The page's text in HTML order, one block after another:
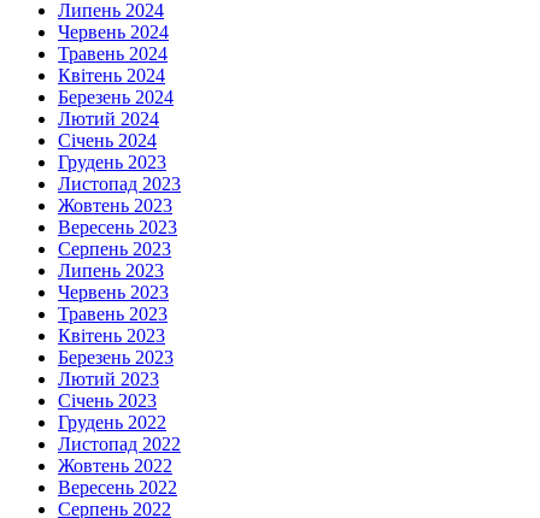
Липень 2024
Червень 2024
Травень 2024
Квітень 2024
Березень 2024
Лютий 2024
Січень 2024
Грудень 2023
Листопад 2023
Жовтень 2023
Вересень 2023
Серпень 2023
Липень 2023
Червень 2023
Травень 2023
Квітень 2023
Березень 2023
Лютий 2023
Січень 2023
Грудень 2022
Листопад 2022
Жовтень 2022
Вересень 2022
Серпень 2022